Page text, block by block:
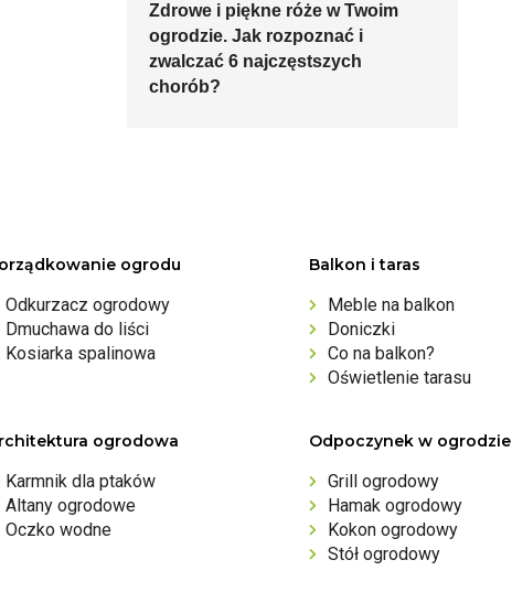
Zdrowe i piękne róże w Twoim
ogrodzie. Jak rozpoznać i
zwalczać 6 najczęstszych
chorób?
ogrodu
Odkurzacz ogrodowy
Dmuchawa do liści
Kosiarka spalinowa
Balkon i taras
Meble na balkon
Doniczki
Co na balkon?
Oświetlenie tarasu
ogrodowa
Karmnik dla ptaków
Altany ogrodowe
Oczko wodne
Odpoczynek w ogrodzie
Grill ogrodowy
Hamak ogrodowy
Kokon ogrodowy
Stół ogrodowy